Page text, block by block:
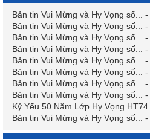
Bản tin Vui Mừng và Hy Vọng số... -
Bản tin Vui Mừng và Hy Vọng số...
-
Bản tin Vui Mừng và Hy Vọng số...
-
Bản tin Vui Mừng và Hy Vọng số...
-
Bản tin Vui Mừng và Hy Vọng số...
-
Bản tin Vui Mừng và Hy Vọng số...
-
Bản tin Vui Mừng và Hy Vọng số...
-
Bản tin Vui Mừng và Hy Vọng số...
-
Kỷ Yếu 50 Năm Lớp Hy Vọng HT74
Bản tin Vui Mừng và Hy Vọng số...
-